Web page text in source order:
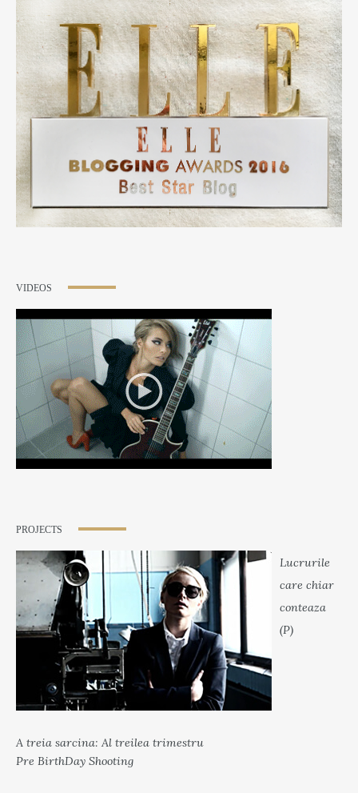
VIDEOS
PROJECTS
Lucrurile
care chiar
conteaza
(P)
A treia sarcina: Al treilea trimestru
Pre BirthDay Shooting